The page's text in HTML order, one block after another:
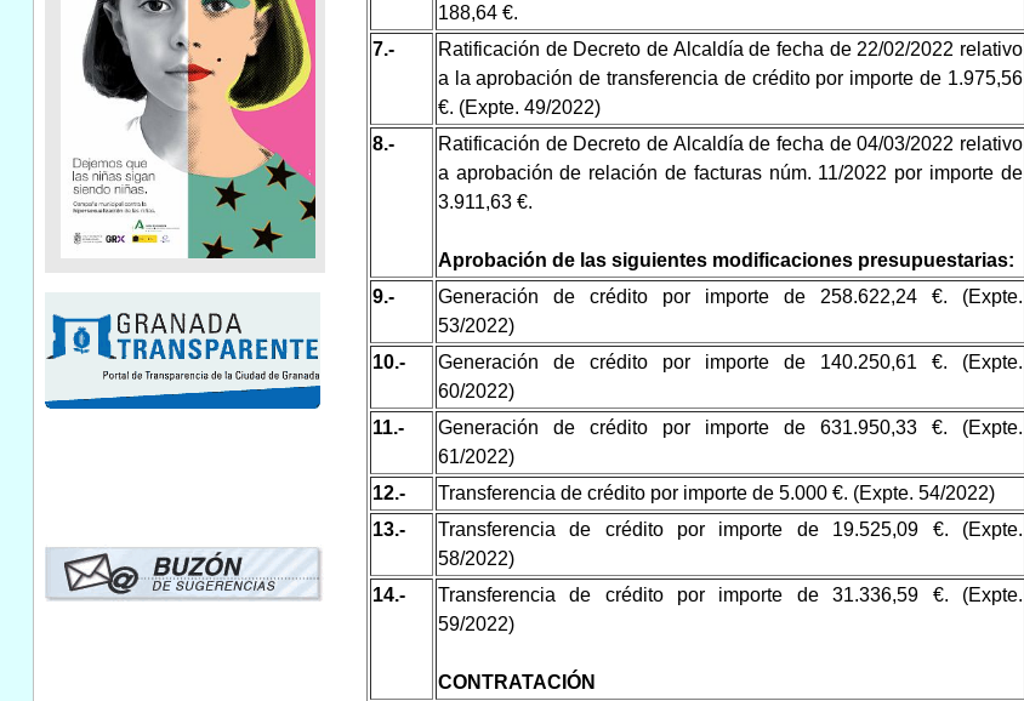
188,64 €.
7.-
Ratificación de Decreto de Alcaldía de fecha de 22/02/2022 relativo
a la aprobación de transferencia de crédito por importe de 1.975,56
€. (Expte. 49/2022)
8.-
Ratificación de Decreto de Alcaldía de fecha de 04/03/2022 relativo
a aprobación de relación de facturas núm. 11/2022 por importe de
3.911,63 €.
Aprobación de las siguientes modificaciones presupuestarias:
9.-
Generación de crédito por importe de 258.622,24 €. (Expte.
53/2022)
10.-
Generación de crédito por importe de 140.250,61 €. (Expte.
60/2022)
11.-
Generación de crédito por importe de 631.950,33 €. (Expte.
61/2022)
12.- Transferencia de crédito por importe de 5.000 €. (Expte. 54/2022)
13.-
Transferencia de crédito por importe de 19.525,09 €. (Expte.
58/2022)
14.-
Transferencia de crédito por importe de 31.336,59 €. (Expte.
59/2022)
CONTRATACIÓN